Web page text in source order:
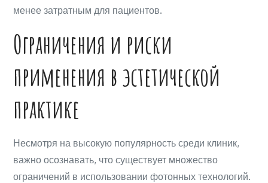
менее затратным для пациентов.
Ограничения и риски
применения в эстетической
практике
Несмотря на высокую популярность среди клиник,
важно осознавать, что существует множество
ограничений в использовании фотонных технологий.